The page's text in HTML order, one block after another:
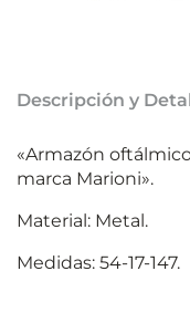
Descripción y
«Armazón
marca Marioni».
Material: Metal.
Medidas: 54-17-147.